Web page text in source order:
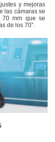
y mejoras
las cámaras se
70 mm que se
de los 70”.